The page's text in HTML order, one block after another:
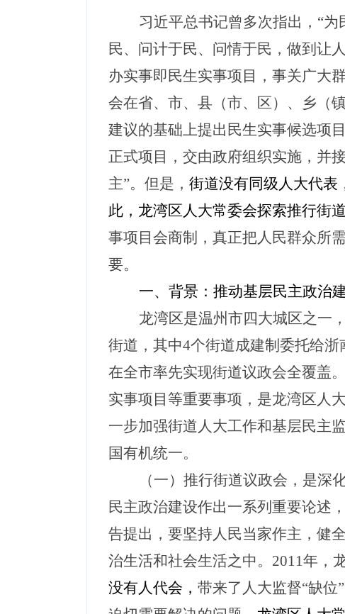
习近平总书记曾多次指出， “为
民、问计于民、问情于民，做到让
办实事即民生实事项目，事关广大
会在省、市、县（市、区）、乡（
建议的基础上提出民生实事候选项
正式项目，交由政府组织实施，并
主”。但是， 街道没有同级人大代表
此，龙湾区人大常委会探索推行街
事项目会商制，真正把人民群众所
要。
一、背景：推动基层民主政治
龙湾区是温州市四大城区之一，
街道 ， 其中4个街道成建制委托给浙
在全市率先实现街道议政会全覆盖
实事项目等重要事项，是龙湾区人
一步加强街道人大工作和基层民主
国有机统一。
（一）推行街道议政会，是深
民主政治建设作出一系列重要论述
告提出，要坚持人民当家作主，健
治生活和社会生活之中。 2011年，
没有人代会， 带来了人大监督“缺位